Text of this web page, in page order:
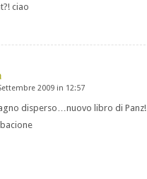
ciao
2009 in 12:57
disperso…nuovo libro di Panz!